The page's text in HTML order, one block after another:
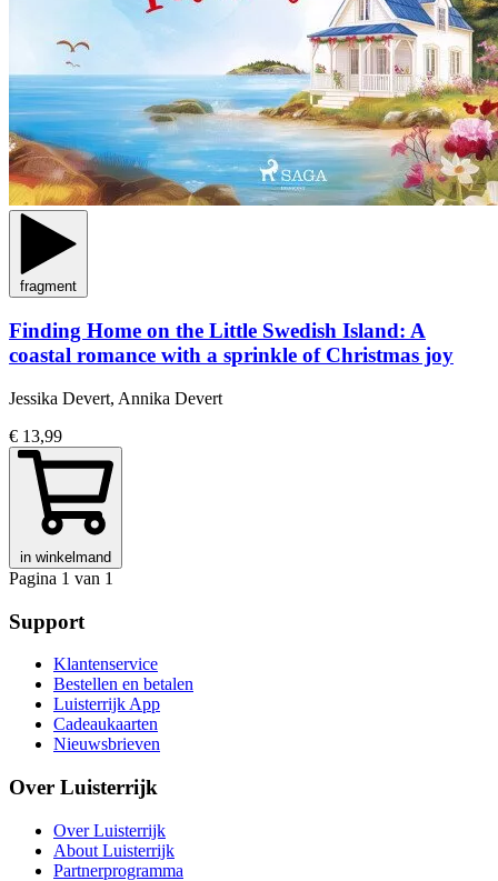
fragment
Finding Home on the Little Swedish Island: A
coastal romance with a sprinkle of Christmas joy
Jessika Devert, Annika Devert
€ 13,99
in winkelmand
Pagina 1 van 1
Support
Klantenservice
Bestellen en betalen
Luisterrijk App
Cadeaukaarten
Nieuwsbrieven
Over Luisterrijk
Over Luisterrijk
About Luisterrijk
Partnerprogramma